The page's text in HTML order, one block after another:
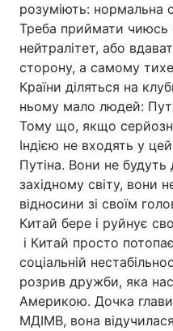
розуміють: нормальна
Треба приймати чиюсь
нейтралітет, або
сторону, а самому
Країни діляться на
ньому мало людей:
Тому що, якщо
Індією не входять у
Путіна. Вони не будуть
західному світу, вони
відносини зі своїм
Китай бере і руйнує
і Китай просто
соціальній
розрив дружби, яка
Америкою. Дочка
МДІМВ, вона